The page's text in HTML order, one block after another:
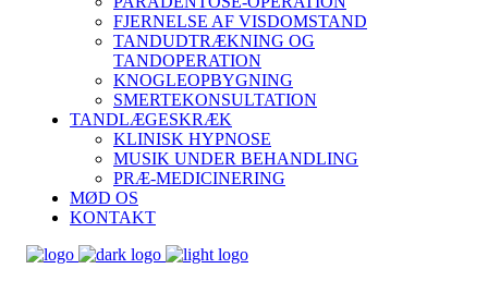
FJERNELSE AF VISDOMSTAND
TANDUDTRÆKNING OG
TANDOPERATION
KNOGLEOPBYGNING
SMERTEKONSULTATION
TANDLÆGESKRÆK
KLINISK HYPNOSE
MUSIK UNDER BEHANDLING
PRÆ-MEDICINERING
MØD OS
KONTAKT